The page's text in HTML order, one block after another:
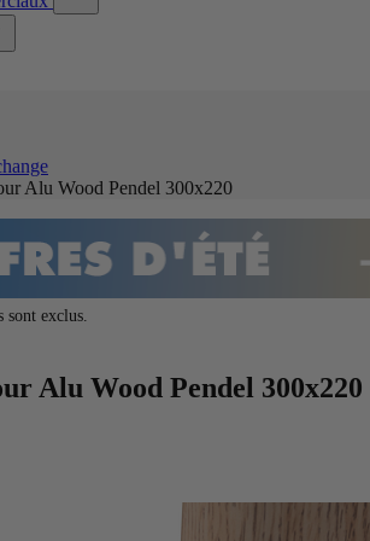
menu)
submenu)
Alu Wood Pendel 300x220
sont exclus.
Alu Wood Pendel 300x220